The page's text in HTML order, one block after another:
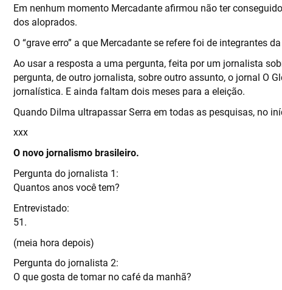
Em nenhum momento Mercadante afirmou não ter
dos aloprados.
O “grave erro” a que Mercadante se refere foi de integrantes
Ao usar a resposta a uma pergunta, feita por um jornalista
pergunta, de outro jornalista, sobre outro assunto, o jornal O
jornalística. E ainda faltam dois meses para a eleição.
Quando Dilma ultrapassar Serra em todas as pesquisas, no
xxx
O novo jornalismo brasileiro.
Pergunta do jornalista 1:
Quantos anos você tem?
Entrevistado:
5 1.
(meia hora depois)
Pergunta do jornalista 2:
O que gosta de tomar no café da manhã?